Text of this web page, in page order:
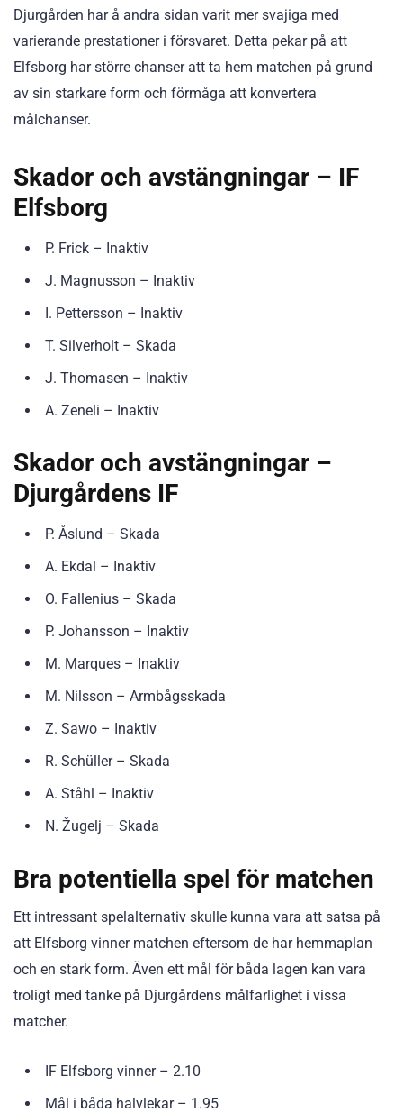
Djurgården har å andra sidan varit mer svajiga med
varierande prestationer i försvaret. Detta pekar på att
Elfsborg har större chanser att ta hem matchen på grund
av sin starkare form och förmåga att konvertera
målchanser.
Skador och avstängningar – IF
Elfsborg
P. Frick – Inaktiv
J. Magnusson – Inaktiv
I. Pettersson – Inaktiv
T. Silverholt – Skada
J. Thomasen – Inaktiv
A. Zeneli – Inaktiv
Skador och avstängningar –
Djurgårdens IF
P. Åslund – Skada
A. Ekdal – Inaktiv
O. Fallenius – Skada
P. Johansson – Inaktiv
M. Marques – Inaktiv
M. Nilsson – Armbågsskada
Z. Sawo – Inaktiv
R. Schüller – Skada
A. Ståhl – Inaktiv
N. Žugelj – Skada
Bra potentiella spel för matchen
Ett intressant spelalternativ skulle kunna vara att satsa på
att Elfsborg vinner matchen eftersom de har hemmaplan
och en stark form. Även ett mål för båda lagen kan vara
troligt med tanke på Djurgårdens målfarlighet i vissa
matcher.
IF Elfsborg vinner – 2.10
Mål i båda halvlekar – 1.95